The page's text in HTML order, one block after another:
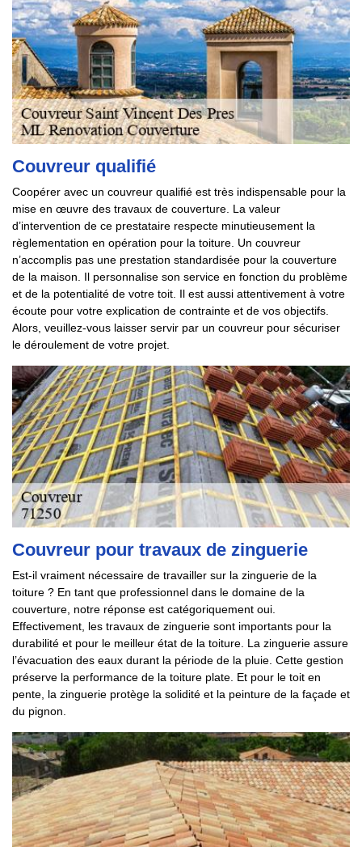
Couvreur qualifié
Coopérer avec un couvreur qualifié est très indispensable pour la
mise en œuvre des travaux de couverture. La valeur
d’intervention de ce prestataire respecte minutieusement la
règlementation en opération pour la toiture. Un couvreur
n’accomplis pas une prestation standardisée pour la couverture
de la maison. Il personnalise son service en fonction du problème
et de la potentialité de votre toit. Il est aussi attentivement à votre
écoute pour votre explication de contrainte et de vos objectifs.
Alors, veuillez-vous laisser servir par un couvreur pour sécuriser
le déroulement de votre projet.
Couvreur pour travaux de zinguerie
Est-il vraiment nécessaire de travailler sur la zinguerie de la
toiture ? En tant que professionnel dans le domaine de la
couverture, notre réponse est catégoriquement oui.
Effectivement, les travaux de zinguerie sont importants pour la
durabilité et pour le meilleur état de la toiture. La zinguerie assure
l’évacuation des eaux durant la période de la pluie. Cette gestion
préserve la performance de la toiture plate. Et pour le toit en
pente, la zinguerie protège la solidité et la peinture de la façade et
du pignon.